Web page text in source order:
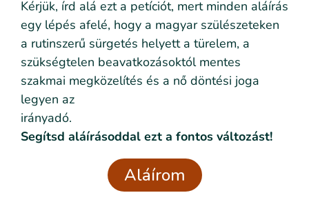
Én pedig abban segítek Neked, hogy ne csak a
szülésindítással, hanem úgy általában a
szüléssel, szoptatással, az anyasággal
kapcsolatban is a saját értékeid szerint, hiteles
információk alapján tudj dönteni – mert Tiéd a
szülés!
Nézd meg a honlapomat és iratkozz fel az
ingyenes mini szülésfelkészítő órámra, ahol négy
tipped adok Neked, amivel a szülésedet
Kérjük, írd alá ezt a petíciót, mert minden aláírás
egy lépés afelé, hogy a magyar szülészeteken
a rutinszerű sürgetés helyett a türelem, a
szükségtelen beavatkozásoktól mentes
szakmai megközelítés és a nő döntési joga
legyen az
irányadó.
Segítsd aláírásoddal ezt a fontos változást!
Aláírom